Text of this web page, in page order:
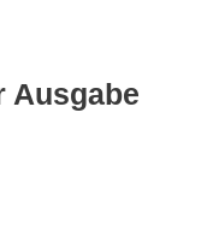
Ausgabe